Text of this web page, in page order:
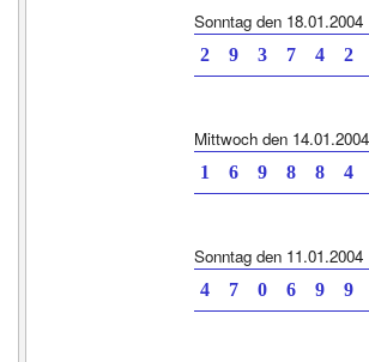
Sonntag den 18.01.2004
2 9 3 7 4
Mittwoch den 14.01.2004
1 6 9 8 8
Sonntag den 11.01.2004
4 7 0 6 9